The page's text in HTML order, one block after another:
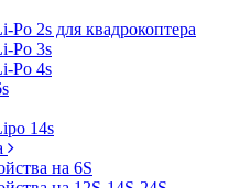
Po 2s для квадрокоптера
Po 3s
Po 4s
14s
на 6S